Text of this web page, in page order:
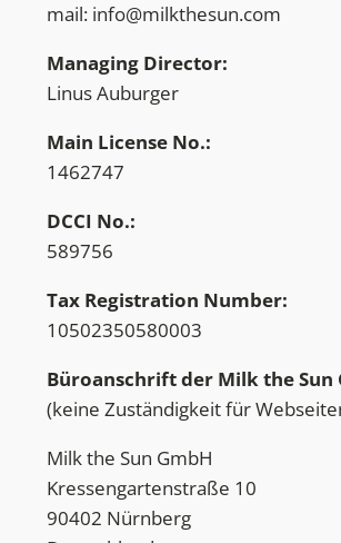
mail: info@milkthesun.com
Managing Director:
Linus Auburger
Main License No.:
1462747
DCCI No.:
589756
Tax Registration Number:
10502350580003
Büroanschrift der Milk the Sun
(keine Zuständigkeit für
Milk the Sun GmbH
Kressengartenstraße 10
90402 Nürnberg